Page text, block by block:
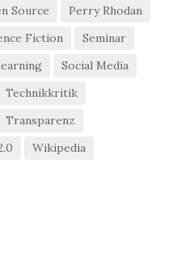
Source
Perry Rhodan
Fiction
Seminar
Social Media
Technikkritik
Transparenz
Wikipedia